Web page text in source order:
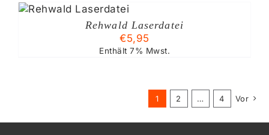
Rehwald Laserdatei
€5,95
Enthält 7% Mwst.
1 2 … 4 Vor